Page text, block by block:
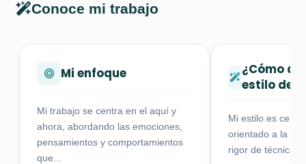
Conoce mi trabajo
Mi enfoque
Mi trabajo se centra en el aquí y
ahora, abordando las emociones,
pensamientos y comportamientos
que...
¿Cómo
estilo de
Mi estilo es
orientado a la
rigor de técnicas